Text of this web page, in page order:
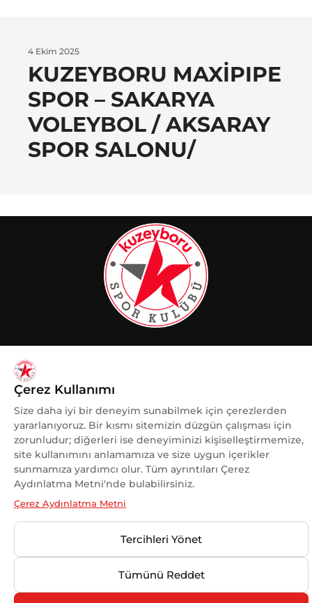
4 Ekim 2025
KUZEYBORU MAXIPIPE
SPOR – SAKARYA
VOLEYBOL / AKSARAY
SPOR SALONU/
OLMAKTAN GURUR DUYUYORUZ.
© 2025 Kuzeyboru Tüm Hakları Saklıdır |DESIGN BY
MaviPiksel
Çerez Kullanımı
Size daha iyi bir deneyim sunabilmek için çerezlerden
yararlanıyoruz. Bir kısmı sitemizin düzgün çalışması için
zorunludur; diğerleri ise deneyiminizi kişiselleştirmemize,
site kullanımını anlamamıza ve size uygun içerikler
sunmamıza yardımcı olur. Tüm ayrıntıları Çerez
Aydınlatma Metni'nde bulabilirsiniz.
Çerez Aydınlatma Metni
Tercihleri Yönet
Tümünü Reddet